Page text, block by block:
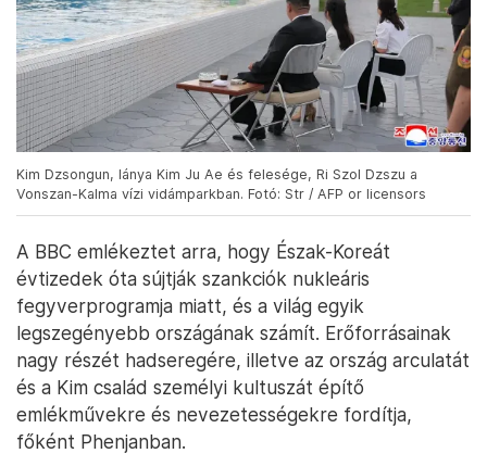
Kim Dzsongun, lánya Kim Ju Ae és felesége, Ri Szol Dzszu a
Vonszan-Kalma vízi vidámparkban. Fotó: Str / AFP or licensors
A BBC emlékeztet arra, hogy Észak-Koreát
évtizedek óta sújtják szankciók nukleáris
fegyverprogramja miatt, és a világ egyik
legszegényebb országának számít. Erőforrásainak
nagy részét hadseregére, illetve az ország arculatát
és a Kim család személyi kultuszát építő
emlékművekre és nevezetességekre fordítja,
főként Phenjanban.